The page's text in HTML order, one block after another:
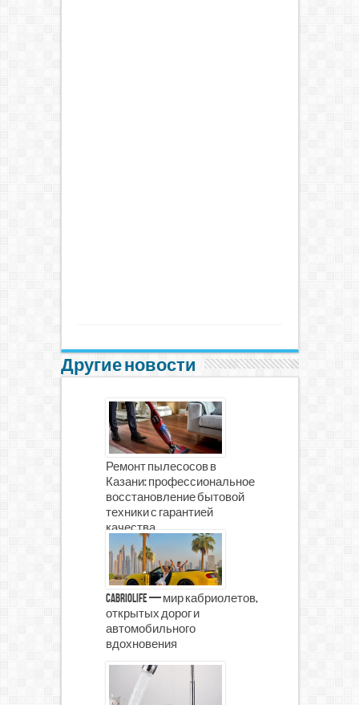
Другие новости
Ремонт пылесосов в
Казани: профессиональное
восстановление бытовой
техники с гарантией
качества
CabrioLife — мир кабриолетов,
открытых дорог и
автомобильного
вдохновения